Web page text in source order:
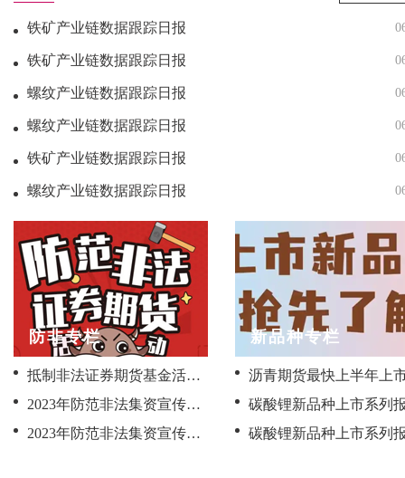
铁矿产业链数据跟踪日报
铁矿产业链数据跟踪日报
螺纹产业链数据跟踪日报
螺纹产业链数据跟踪日报
铁矿产业链数据跟踪日报
螺纹产业链数据跟踪日报
防非专栏
抵制非法证券期货基金活动，保护投资者合法权益<br>——2024年全国防范非法证券期货基金宣传月活动
2023年防范非法集资宣传月----如何应对及辨识非法期货交易
2023年防范非法集资宣传月----非法集资如何认定
新品种专栏